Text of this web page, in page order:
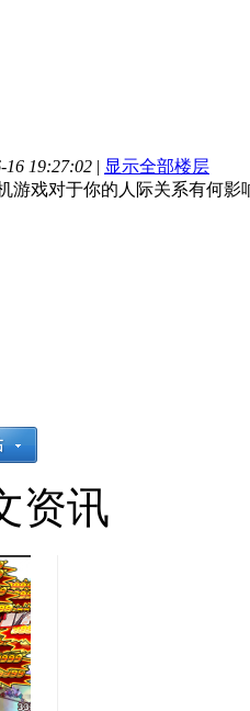
16 19:27:02 | 显示全部楼层
游戏对于你的人际关系有何影
资讯